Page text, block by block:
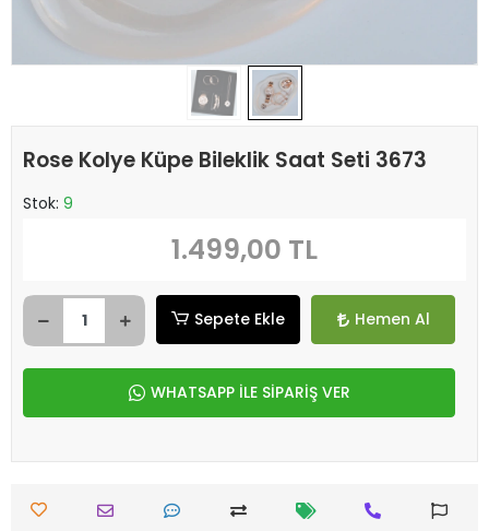
Rose Kolye Küpe Bileklik Saat Seti 3673
Stok: 9
1.499,00 TL
Sepete Ekle Hemen Al
WHATSAPP İLE SİPARİŞ VER